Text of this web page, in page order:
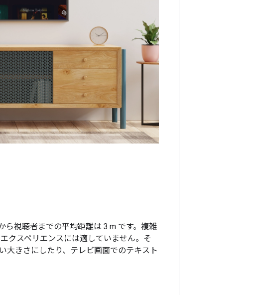
視聴者までの平均距離は 3 m です。複雑
クスペリエンスには適していません。そ
大きさにしたり、テレビ画面でのテキスト